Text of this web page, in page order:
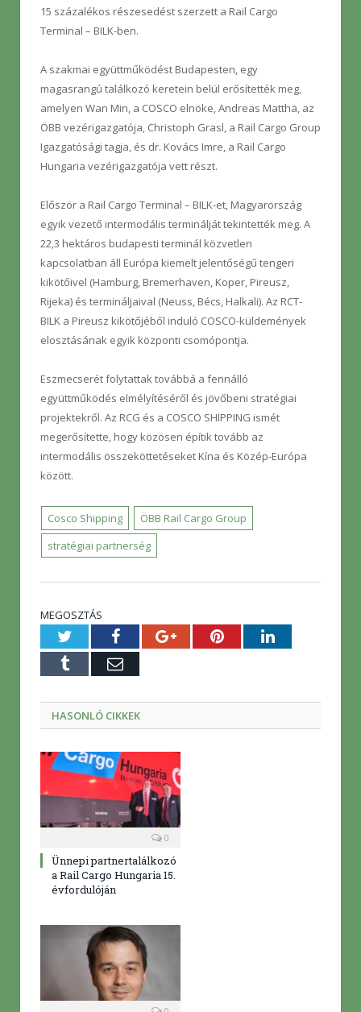
15 százalékos részesedést szerzett a Rail Cargo
Terminal – BILK-ben.
A szakmai együttműködést Budapesten, egy
magasrangú találkozó keretein belül erősítették meg,
amelyen Wan Min, a COSCO elnöke, Andreas Matthä, az
ÖBB vezérigazgatója, Christoph Grasl, a Rail Cargo Group
Igazgatósági tagja, és dr. Kovács Imre, a Rail Cargo
Hungaria vezérigazgatója vett részt.
Először a Rail Cargo Terminal – BILK-et, Magyarország
egyik vezető intermodális terminálját tekintették meg. A
22,3 hektáros budapesti terminál közvetlen
kapcsolatban áll Európa kiemelt jelentőségű tengeri
kikötőivel (Hamburg, Bremerhaven, Koper, Pireusz,
Rijeka) és termináljaival (Neuss, Bécs, Halkali). Az RCT-
BILK a Pireusz kikötőjéből induló COSCO-küldemények
elosztásának egyik központi csomópontja.
Eszmecserét folytattak továbbá a fennálló
együttműködés elmélyítéséről és jövőbeni stratégiai
projektekről. Az RCG és a COSCO SHIPPING ismét
megerősítette, hogy közösen építik tovább az
intermodális összeköttetéseket Kína és Közép-Európa
között.
Cosco Shipping
ÖBB Rail Cargo Group
stratégiai partnerség
MEGOSZTÁS
TwitterFacebookGoogle+PinterestLinkedIn
Tumblr E-
HASONLÓ CIKKEK
0
Ünnepi partnertalálkozó
a Rail Cargo Hungaria 15.
évfordulóján